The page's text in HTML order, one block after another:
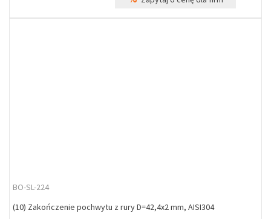
BO-SL-224
(10) Zakończenie pochwytu z rury D=42,4x2 mm, AISI304